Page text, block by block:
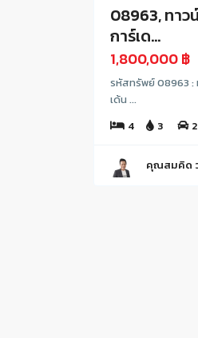
08963, ทา
การ์เด...
1,800,000 ฿
รหัสทรัพย์ 08963 :
เด้น ...
4
3 2
คุณสมคิด